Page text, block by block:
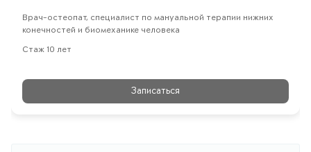
Врач-остеопат, специалист по мануальной терапии нижних
конечностей и биомеханике человека
Стаж 10 лет
Записаться